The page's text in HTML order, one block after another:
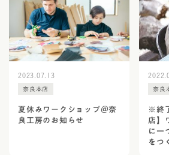
2023.07.13
奈良本店
夏休みワークショップ＠奈
良工房のお知らせ
奈良
※終
店】
に一
をつ